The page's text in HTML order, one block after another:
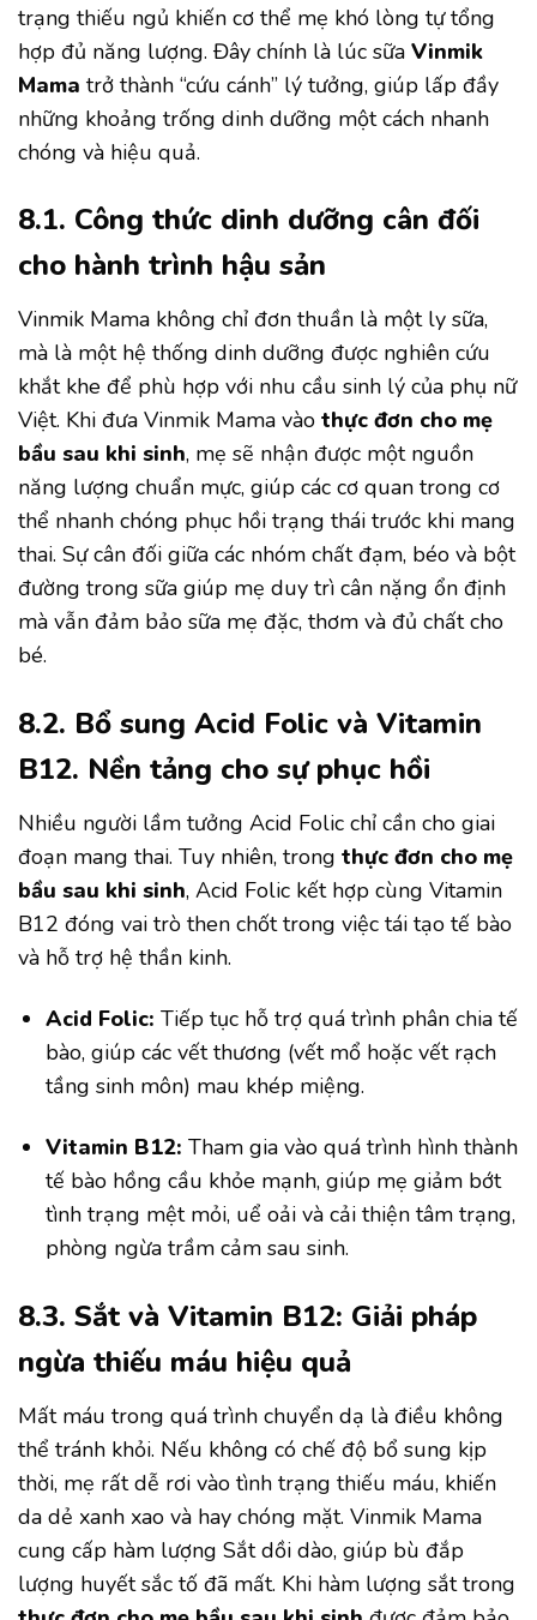
trạng thiếu ngủ khiến cơ thể mẹ khó lòng tự tổng
hợp đủ năng lượng. Đây chính là lúc sữa Vinmik
Mama trở thành “cứu cánh” lý tưởng, giúp lấp đầy
những khoảng trống dinh dưỡng một cách nhanh
chóng và hiệu quả.
8.1. Công thức dinh dưỡng cân đối
cho hành trình hậu sản
Vinmik Mama không chỉ đơn thuần là một ly sữa,
mà là một hệ thống dinh dưỡng được nghiên cứu
khắt khe để phù hợp với nhu cầu sinh lý của phụ nữ
Việt. Khi đưa Vinmik Mama vào thực đơn cho mẹ
bầu sau khi sinh, mẹ sẽ nhận được một nguồn
năng lượng chuẩn mực, giúp các cơ quan trong cơ
thể nhanh chóng phục hồi trạng thái trước khi mang
thai. Sự cân đối giữa các nhóm chất đạm, béo và bột
đường trong sữa giúp mẹ duy trì cân nặng ổn định
mà vẫn đảm bảo sữa mẹ đặc, thơm và đủ chất cho
bé.
8.2. Bổ sung Acid Folic và Vitamin
B12. Nền tảng cho sự phục hồi
Nhiều người lầm tưởng Acid Folic chỉ cần cho giai
đoạn mang thai. Tuy nhiên, trong thực đơn cho mẹ
bầu sau khi sinh, Acid Folic kết hợp cùng Vitamin
B12 đóng vai trò then chốt trong việc tái tạo tế bào
và hỗ trợ hệ thần kinh.
Acid Folic: Tiếp tục hỗ trợ quá trình phân chia tế
bào, giúp các vết thương (vết mổ hoặc vết rạch
tầng sinh môn) mau khép miệng.
Vitamin B12: Tham gia vào quá trình hình thành
tế bào hồng cầu khỏe mạnh, giúp mẹ giảm bớt
tình trạng mệt mỏi, uể oải và cải thiện tâm trạng,
phòng ngừa trầm cảm sau sinh.
8.3. Sắt và Vitamin B12: Giải pháp
ngừa thiếu máu hiệu quả
Mất máu trong quá trình chuyển dạ là điều không
thể tránh khỏi. Nếu không có chế độ bổ sung kịp
thời, mẹ rất dễ rơi vào tình trạng thiếu máu, khiến
da dẻ xanh xao và hay chóng mặt. Vinmik Mama
cung cấp hàm lượng Sắt dồi dào, giúp bù đắp
lượng huyết sắc tố đã mất. Khi hàm lượng sắt trong